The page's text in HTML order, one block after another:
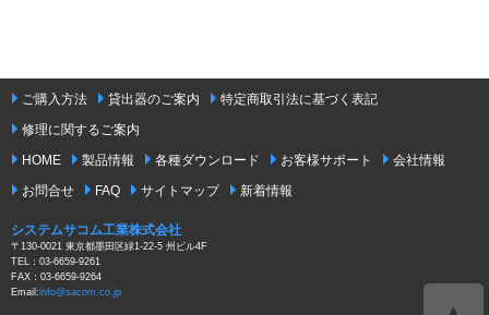
ご購入方法 貸出器のご案内
特定商取引法に基づく表記
修理に関するご案内
HOME
製品情報 各種ダウンロード お客様サポート
会社情報
お問合せ
FAQ サイトマップ 新着情報
システムサコム工業株式会社
〒130-0021 東京都墨田区緑1-22-5 州ビル4F
TEL：03-6659-9261
FAX：03-6659-9264
Email:info@sacom.co.jp